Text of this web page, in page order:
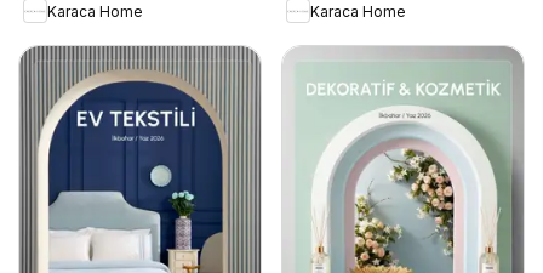
Karaca Home
Karaca Home